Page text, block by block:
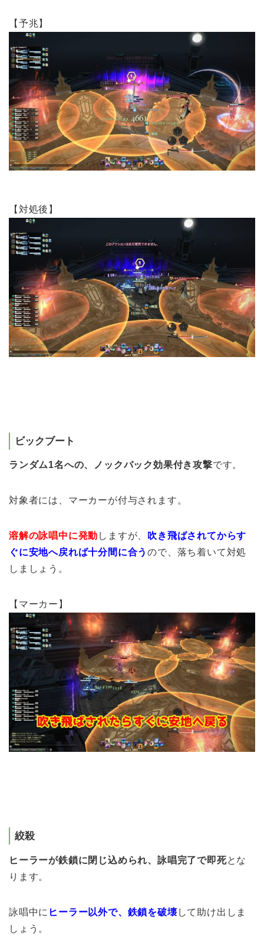
【予兆】
【対処後】
ビックブート
ランダム1名への、ノックバック効果付き攻撃です。
対象者には、マーカーが付与されます。
溶解の詠唱中に発動 しますが、
吹き飛ばされてからす
ぐに安地へ戻れば十分間に合うので、落ち着いて対処
しましょう。
【マーカー】
絞殺
ヒーラーが鉄鎖に閉じ込められ、詠唱完了で即死とな
ります。
詠唱中に ヒーラー以外で、鉄鎖を破壊して助け出しま
しょう。